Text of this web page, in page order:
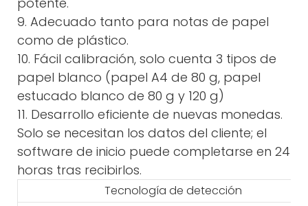
9. Adecuado tanto para notas de papel
como de plástico.
10. Fácil calibración, solo cuenta 3 tipos de
papel blanco (papel A4 de 80 g, papel
estucado blanco de 80 g y 120 g)
11. Desarrollo eficiente de nuevas monedas.
Solo se necesitan los datos del cliente; el
software de inicio puede completarse en 24
horas tras recibirlos.
Tecnología de detección